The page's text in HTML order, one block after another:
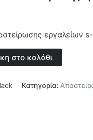
εργαλείων
στο καλάθι
Κατηγορία: